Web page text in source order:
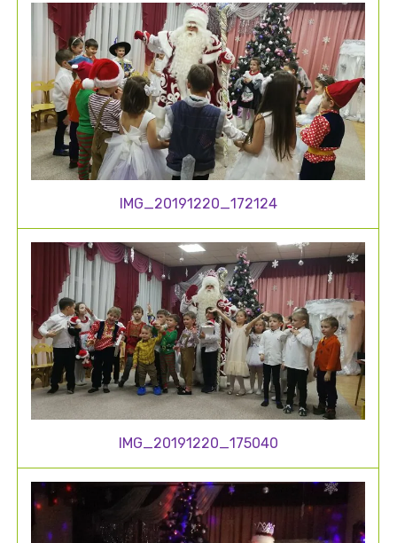
IMG_20191220_172124
IMG_20191220_175040